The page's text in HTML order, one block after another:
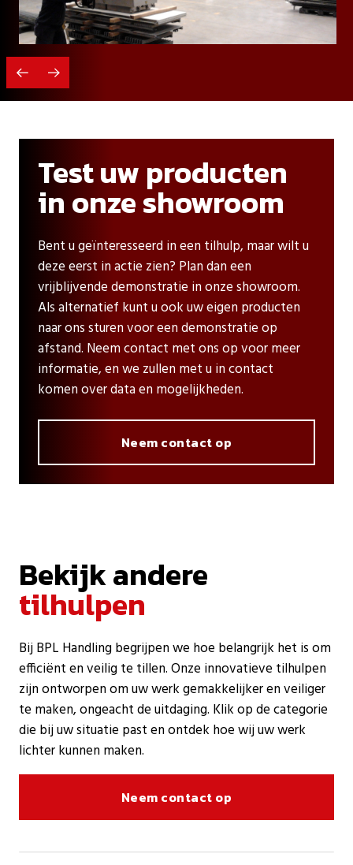
Test uw producten
in onze showroom
Bent u geïnteresseerd in een tilhulp, maar wilt u
deze eerst in actie zien? Plan dan een
vrijblijvende demonstratie in onze showroom.
Als alternatief kunt u ook uw eigen producten
naar ons sturen voor een demonstratie op
afstand. Neem contact met ons op voor meer
informatie, en we zullen met u in contact
komen over data en mogelijkheden.
Neem contact op
Bekijk andere
tilhulpen
Bij BPL Handling begrijpen we hoe belangrijk het is om
efficiënt en veilig te tillen. Onze innovatieve tilhulpen
zijn ontworpen om uw werk gemakkelijker en veiliger
te maken, ongeacht de uitdaging. Klik op de categorie
die bij uw situatie past en ontdek hoe wij uw werk
lichter kunnen maken.
Neem contact op